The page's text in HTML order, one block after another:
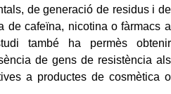
de generació de residus i de
de cafeïna, nicotina o fàrmacs a
també ha permès obtenir
de gens de resistència als
a productes de cosmètica o